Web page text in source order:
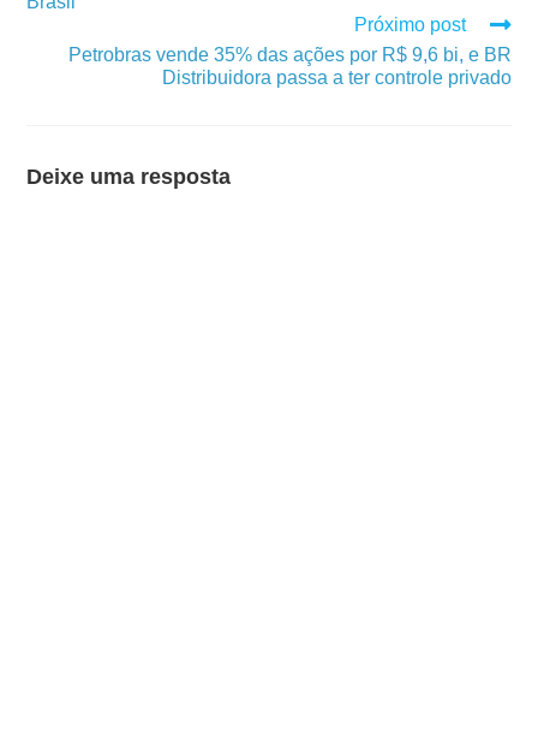
Próximo post
Petrobras vende 35% das ações por R$ 9,6 bi, e BR
Distribuidora passa a ter controle privado
Deixe uma resposta